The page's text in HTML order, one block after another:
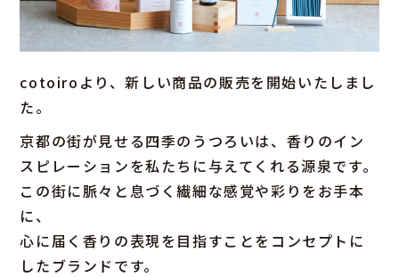
cotoiroより、新しい商品の販売を開始いたしまし
た。
京都の街が見せる四季のうつろいは、香りのイン
スピレーションを私たちに与えてくれる源泉です。
この街に脈々と息づく繊細な感覚や彩りをお手本
に、
心に届く香りの表現を目指すことをコンセプトに
したブランドです。